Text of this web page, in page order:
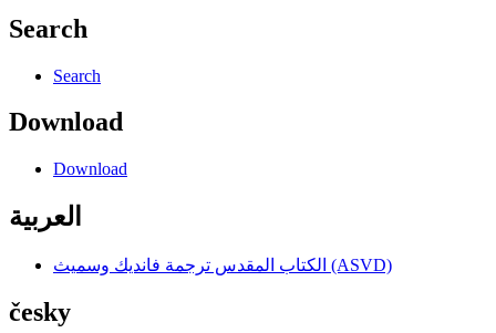
Search
Search
Download
Download
العربية
الكتاب المقدس ترجمة فانديك وسميث (ASVD)
česky